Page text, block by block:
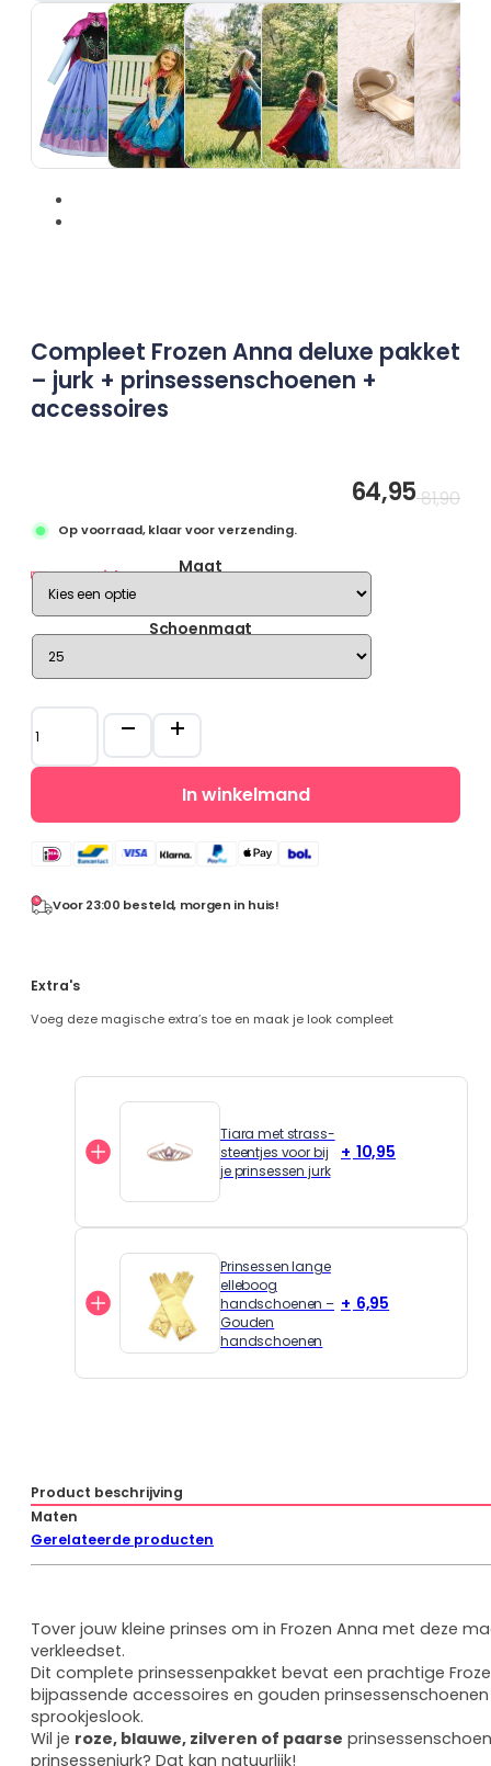
Mijn account
Klantenservice
Wie zijn wij
Algemene vragen
Verzenden
Betaalmethoden
Retourneren
Compleet Frozen Anna deluxe pakket
– jurk + prinsessenschoenen +
accessoires
81,90
64,95
Op voorraad, klaar voor verzending.
Maatgids Maat
Schoenmaat
Compleet
Frozen
Anna
deluxe
-
jurk
prinsessenschoenen
+
In winkelmand
Voor 23:00 besteld, morgen in huis!
Extra's
Voeg deze magische extra’s toe en maak je look compleet
Tiara met strass-
steentjes voor bij
je prinsessen jurk
10,95
Prinsessen lange
elleboog
handschoenen –
Gouden
handschoenen
6,95
Product beschrijving
Maten
Gerelateerde producten
Tover jouw kleine prinses om in Frozen Anna met deze
verkleedset.
Dit complete prinsessenpakket bevat een prachtige
bijpassende accessoires en gouden
sprookjeslook.
Wil je roze, blauwe, zilveren of paarse
prinsessenjurk? Dat kan natuurlijk!